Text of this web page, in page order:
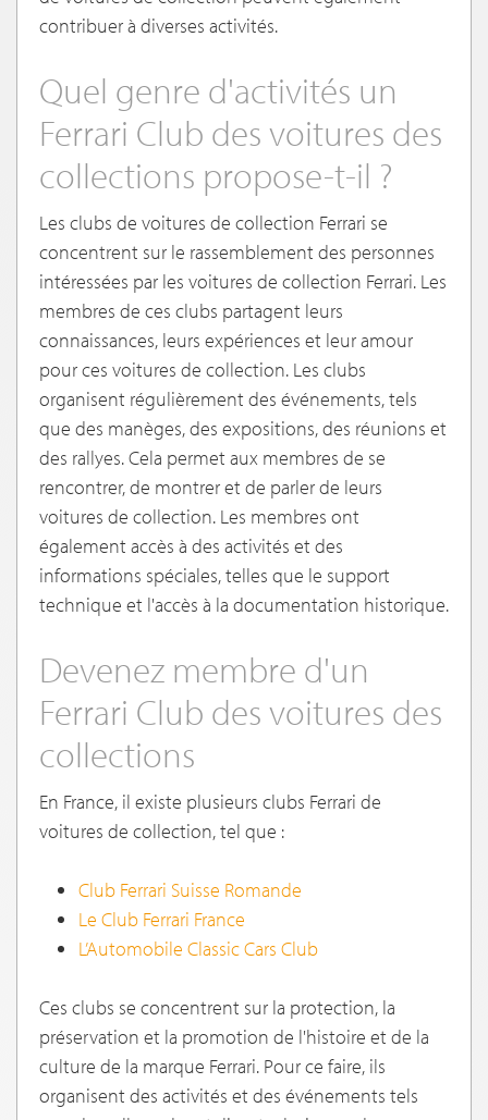
contribuer à diverses activités.
Quel genre d'activités un
Ferrari Club des voitures des
collections propose-t-il ?
Les clubs de voitures de collection Ferrari se
concentrent sur le rassemblement des personnes
intéressées par les voitures de collection Ferrari. Les
membres de ces clubs partagent leurs
connaissances, leurs expériences et leur amour
pour ces voitures de collection. Les clubs
organisent régulièrement des événements, tels
que des manèges, des expositions, des réunions et
des rallyes. Cela permet aux membres de se
rencontrer, de montrer et de parler de leurs
voitures de collection. Les membres ont
également accès à des activités et des
informations spéciales, telles que le support
technique et l'accès à la documentation historique.
Devenez membre d'un
Ferrari Club des voitures des
collections
En France, il existe plusieurs clubs Ferrari de
voitures de collection, tel que :
Club Ferrari Suisse Romande
Le Club Ferrari France
L’Automobile Classic Cars Club
Ces clubs se concentrent sur la protection, la
préservation et la promotion de l'histoire et de la
culture de la marque Ferrari. Pour ce faire, ils
organisent des activités et des événements tels